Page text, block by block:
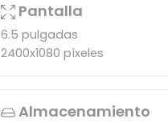
Pantalla
6.5 pulgadas
2400x1080 píxeles
Almacenamiento